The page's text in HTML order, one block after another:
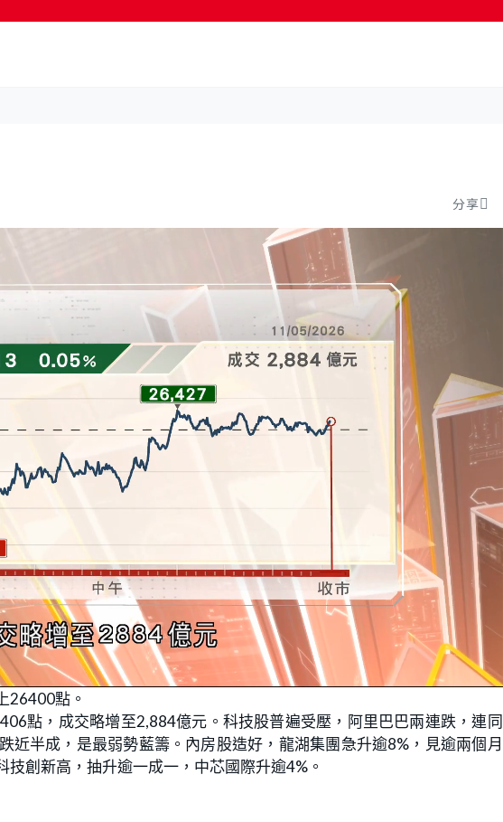
分享
26400點。
點，成交略增至2,884億元。科技股普遍受壓，阿里巴巴兩連跌，連同
近半成，是最弱勢藍籌。內房股造好，龍湖集團急升逾8%，見逾兩個月
創新高，抽升逾一成一，中芯國際升逾4%。